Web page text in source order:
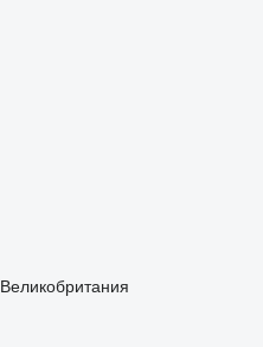
Великобритания